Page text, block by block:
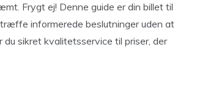
Frygt ej! Denne guide er din billet til
informerede beslutninger uden at
sikret kvalitetsservice til priser, der